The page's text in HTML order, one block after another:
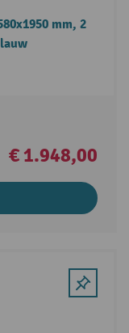
mm, 2
€ 1.948,00